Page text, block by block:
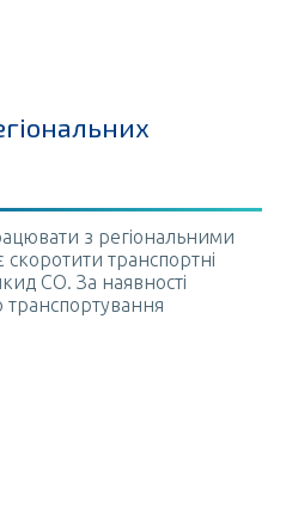
з регіональними
транспортні
CO. За наявності